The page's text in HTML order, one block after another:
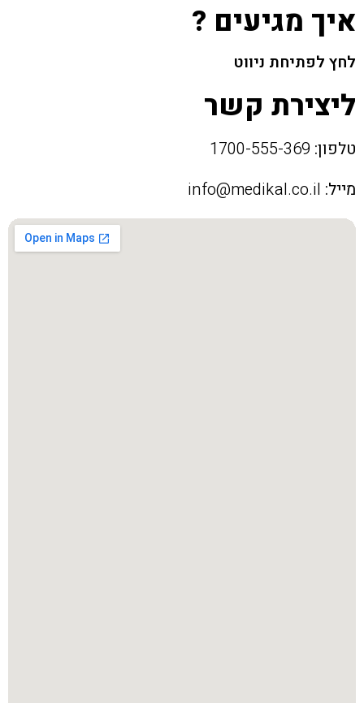
איך מגיעים ?
לחץ לפתיחת ניווט
ליצירת קשר
טלפון:
מייל: info@medikal.co.il